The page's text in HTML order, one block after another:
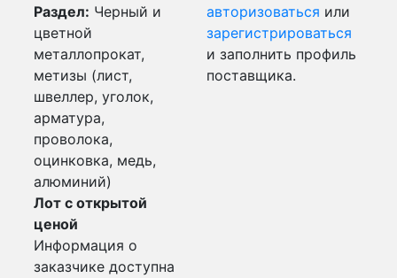
Раздел: Черный и
цветной
металлопрокат,
метизы (лист,
швеллер, уголок,
арматура,
проволока,
оцинковка, медь,
алюминий)
Лот с открытой
ценой
Информация о
заказчике доступна
авторизоваться или
зарегистрироваться
и заполнить профиль
поставщика.